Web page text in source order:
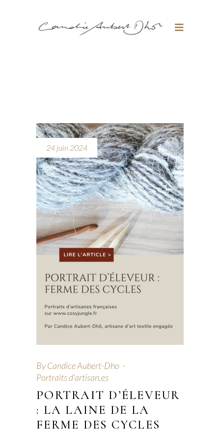
24 juin 2024
ByCandice Aubert-Dho
Portraits d'artisan.es
PORTRAIT D’ÉLEVEUR
: LA LAINE DE LA
FERME DES CYCLES